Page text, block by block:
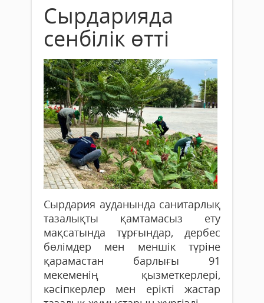
Сырдарияда
сенбілік өтті
Сырдария ауданында санитарлық
тазалықты қамтамасыз ету
мақсатында тұрғындар, дербес
бөлімдер мен меншік түріне
қарамастан барлығы 91
мекеменің қызметкерлері,
кәсіпкерлер мен ерікті жастар